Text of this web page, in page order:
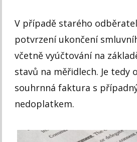
V případě starého
potvrzení ukončení
včetně vyúčtování na
stavů na měřidlech. Je tedy
souhrnná faktura s
nedoplatkem.